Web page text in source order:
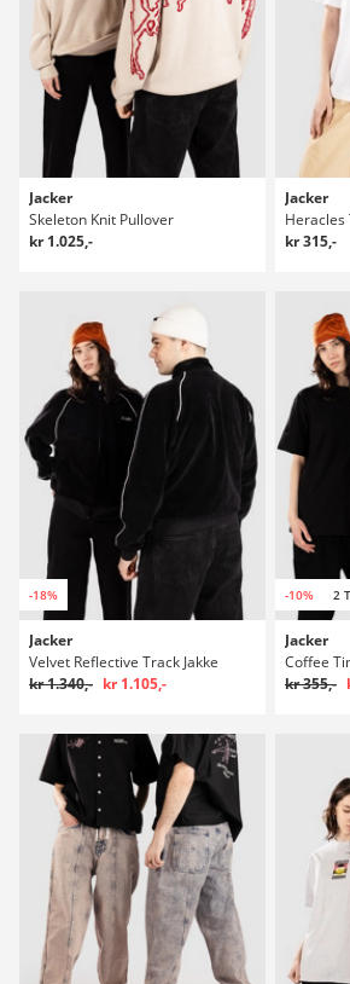
Jacker
Skeleton Knit Pullover
kr 1.025,-
Jacker
Heracles
kr 315,-
-18%
Jacker
Velvet Reflective Track Jakke
kr 1.340,- kr 1.105,-
-10% 2
Jacker
Coffee
kr 355,-